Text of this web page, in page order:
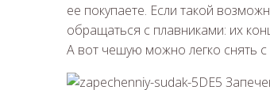
ее покупаете. Если такой
обращаться с плавниками: их
А вот чешую можно легко снять